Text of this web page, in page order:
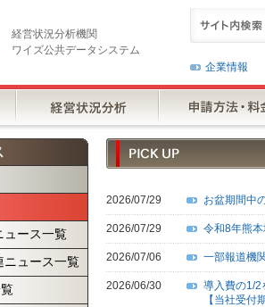
経営状況分析機関
ワイズ公共データシステム
企業情報
2026/07/29 お盆期間中
2026/07/29 令和8年熊
2026/07/06 一部報道機
2026/06/30
導入費の1/
【当社受付
ュース一覧
ニュース一覧